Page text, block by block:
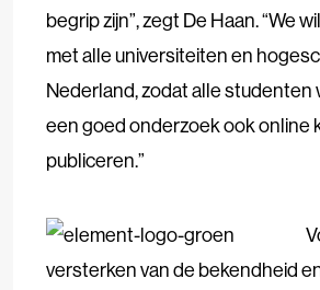
begrip zijn”, zegt De Haan. “We
met alle universiteiten en
Nederland, zodat alle studenten
een goed onderzoek ook online
publiceren.”
versterken van de bekendheid